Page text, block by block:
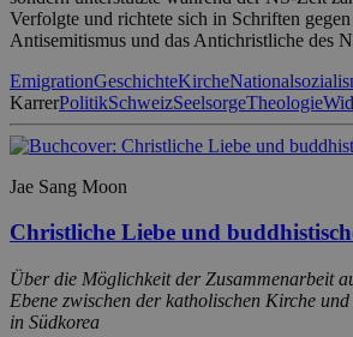
Verfolgte und richtete sich in Schriften gegen
Antisemitismus und das Antichristliche des
EmigrationGeschichteKirche
KarrerPolitikSchweizSeelsorgeTheologie
Jae Sang Moon
Christliche Liebe und
Über die Möglichkeit der Zusammenarbeit
Ebene zwischen der katholischen Kirche
in Südkorea